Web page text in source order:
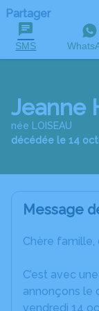
Partager
SMS
Jeanne
née LOISEAU
décédée le 14
Message
Chère famille,
C’est avec
annonçons le
vendredi 14